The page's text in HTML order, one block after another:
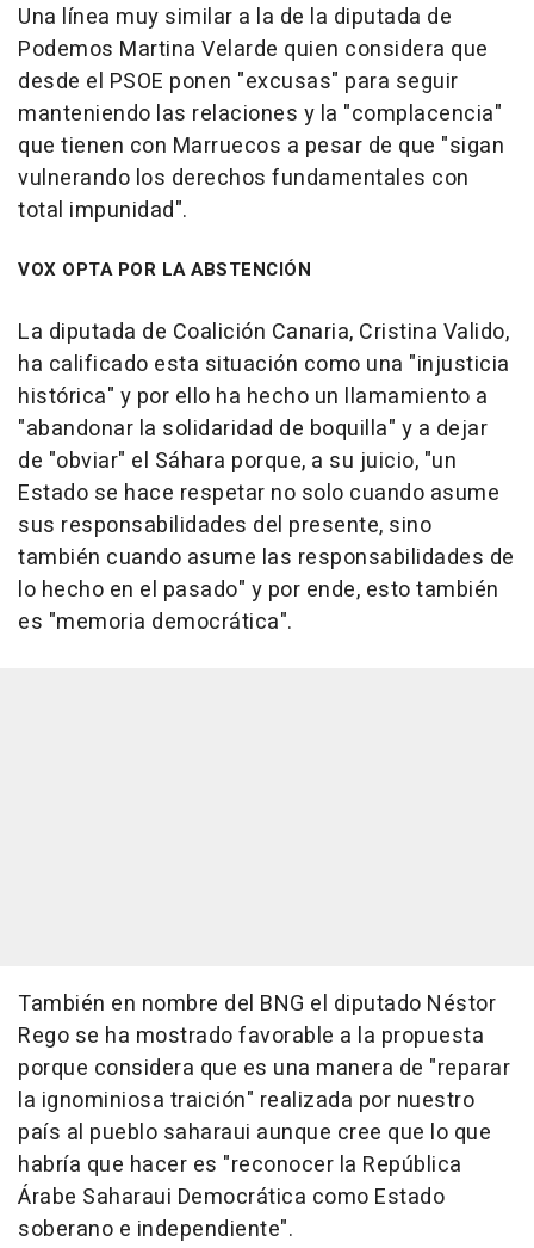
Una línea muy similar a la de la diputada de
Podemos Martina Velarde quien considera que
desde el PSOE ponen "excusas" para seguir
manteniendo las relaciones y la "complacencia"
que tienen con Marruecos a pesar de que "sigan
vulnerando los derechos fundamentales con
total impunidad".
VOX OPTA POR LA ABSTENCIÓN
La diputada de Coalición Canaria, Cristina Valido,
ha calificado esta situación como una "injusticia
histórica" y por ello ha hecho un llamamiento a
"abandonar la solidaridad de boquilla" y a dejar
de "obviar" el Sáhara porque, a su juicio, "un
Estado se hace respetar no solo cuando asume
sus responsabilidades del presente, sino
también cuando asume las responsabilidades de
lo hecho en el pasado" y por ende, esto también
es "memoria democrática".
También en nombre del BNG el diputado Néstor
Rego se ha mostrado favorable a la propuesta
porque considera que es una manera de "reparar
la ignominiosa traición" realizada por nuestro
país al pueblo saharaui aunque cree que lo que
habría que hacer es "reconocer la República
Árabe Saharaui Democrática como Estado
soberano e independiente".